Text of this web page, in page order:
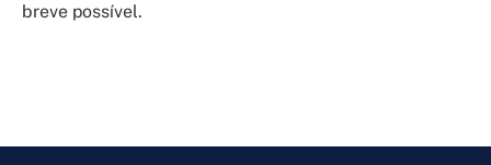
breve possível.